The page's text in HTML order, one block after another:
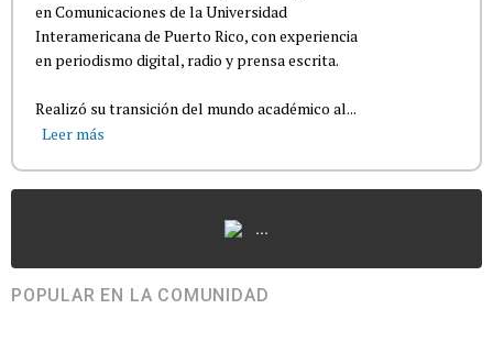
en Comunicaciones de la Universidad
Interamericana de Puerto Rico, con experiencia
en periodismo digital, radio y prensa escrita.
Realizó su transición del mundo académico al...
Leer más
...
POPULAR EN LA COMUNIDAD